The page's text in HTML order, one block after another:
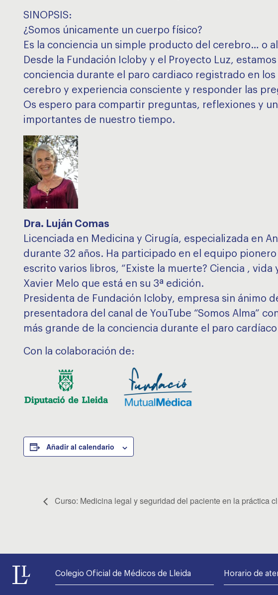
SINOPSIS:
¿Somos únicamente un cuerpo físico?
Es la conciencia un simple producto del cerebro… o
Desde la Fundación Icloby y el Proyecto Luz,
conciencia durante el paro cardiaco registrado en
cerebro y experiencia consciente y responder las
Os espero para compartir preguntas, reflexiones y
importantes de nuestro tiempo.
Dra. Luján Comas
Licenciada en Medicina y Cirugía, especializada en
durante 32 años. Ha participado en el equipo
escrito varios libros, “Existe la muerte? Ciencia ,
Xavier Melo que está en su 3ª edición.
Presidenta de Fundación Icloby, empresa sin ánimo
presentadora del canal de YouTube “Somos Alma”
más grande de la conciencia durante el paro
Con la colaboración de:
Añadir al calendario
Curso: Medicina legal y seguridad del paciente en la práctica
Colegio Oficial de Médicos de Lleida Horario de